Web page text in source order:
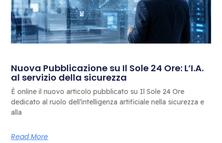
Nuova Pubblicazione su Il Sole 24 Ore: L’I.A.
al servizio della sicurezza
È online il nuovo articolo pubblicato su Il Sole 24 Ore
dedicato al ruolo dell’intelligenza artificiale nella sicurezza e
alla
Read More